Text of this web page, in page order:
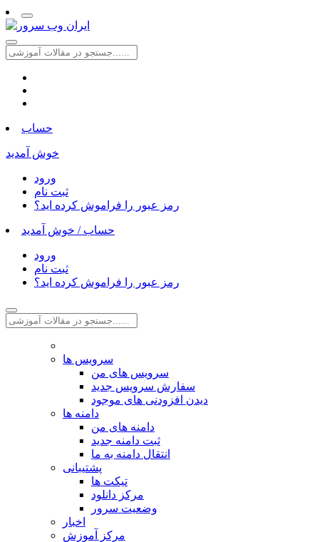
حساب
خوش آمدید
ورود
ثبت نام
رمز عبور را فراموش کرده اید؟
حساب / خوش آمدید
ورود
ثبت نام
رمز عبور را فراموش کرده اید؟
سرویس ها
سرویس های من
سفارش سرویس جدید
دیدن افزودنی های موجود
دامنه ها
دامنه های من
ثبت دامنه جدید
انتقال دامنه به ما
پشتیبانی
تیکت ها
مرکز دانلود
وضعیت سرور
اخبار
مرکز آموزش